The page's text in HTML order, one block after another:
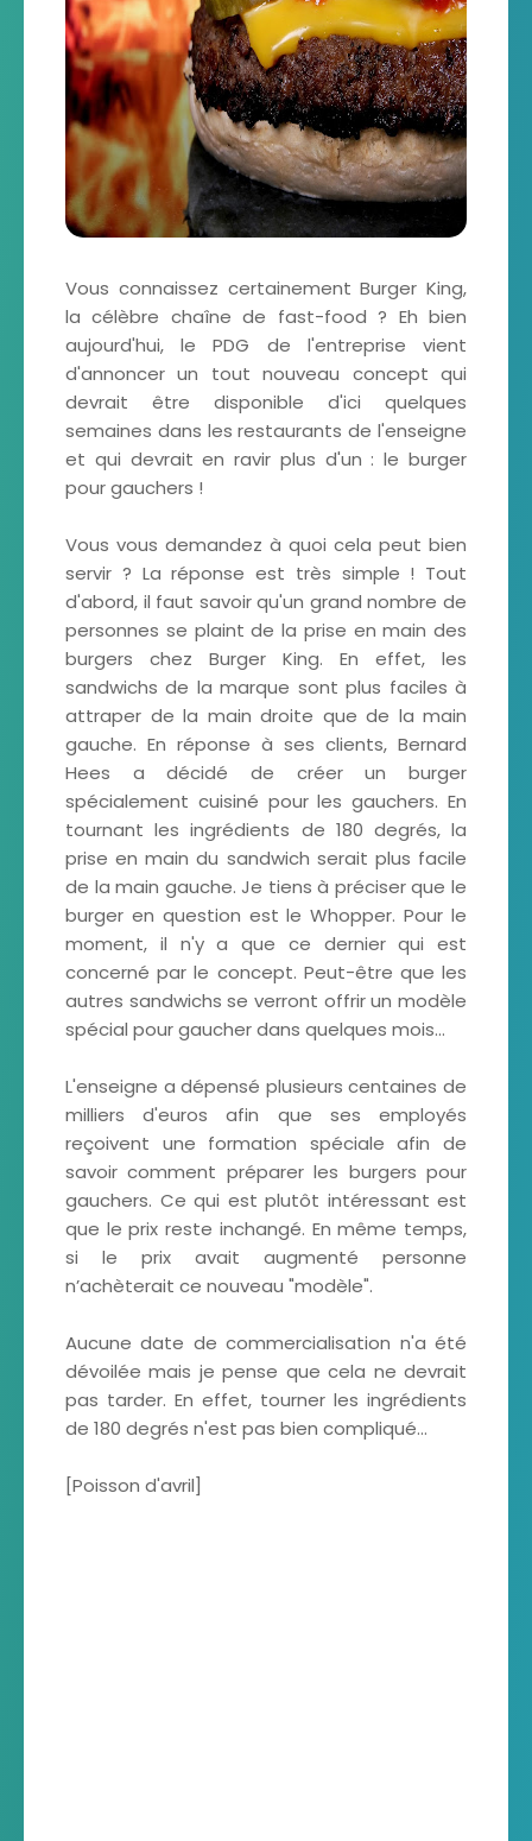
Vous connaissez certainement Burger King,
la célèbre chaîne de fast-food ? Eh bien
aujourd'hui, le PDG de l'entreprise vient
d'annoncer un tout nouveau concept qui
devrait être disponible d'ici quelques
semaines dans les restaurants de l'enseigne
et qui devrait en ravir plus d'un : le burger
pour gauchers !
Vous vous demandez à quoi cela peut bien
servir ? La réponse est très simple ! Tout
d'abord, il faut savoir qu'un grand nombre de
personnes se plaint de la prise en main des
burgers chez Burger King. En effet, les
sandwichs de la marque sont plus faciles à
attraper de la main droite que de la main
gauche. En réponse à ses clients, Bernard
Hees a décidé de créer un burger
spécialement cuisiné pour les gauchers. En
tournant les ingrédients de 180 degrés, la
prise en main du sandwich serait plus facile
de la main gauche. Je tiens à préciser que le
burger en question est le Whopper. Pour le
moment, il n'y a que ce dernier qui est
concerné par le concept. Peut-être que les
autres sandwichs se verront offrir un modèle
spécial pour gaucher dans quelques mois...
L'enseigne a dépensé plusieurs centaines de
milliers d'euros afin que ses employés
reçoivent une formation spéciale afin de
savoir comment préparer les burgers pour
gauchers. Ce qui est plutôt intéressant est
que le prix reste inchangé. En même temps,
si le prix avait augmenté personne
n’achèterait ce nouveau "modèle".
Aucune date de commercialisation n'a été
dévoilée mais je pense que cela ne devrait
pas tarder. En effet, tourner les ingrédients
de 180 degrés n'est pas bien compliqué...
[Poisson d'avril]